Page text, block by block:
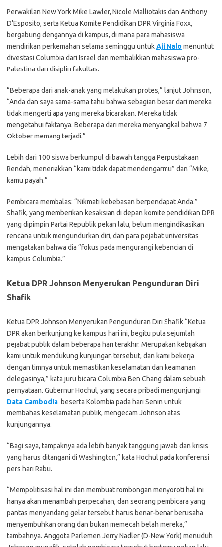
Perwakilan New York Mike Lawler, Nicole Malliotakis dan Anthony
D’Esposito, serta Ketua Komite Pendidikan DPR Virginia Foxx,
bergabung dengannya di kampus, di mana para mahasiswa
mendirikan perkemahan selama seminggu untukAji Nalo menuntut
divestasi Columbia dari Israel dan membalikkan mahasiswa pro-
Palestina dan disiplin fakultas.
“Beberapa dari anak-anak yang melakukan protes,” lanjut Johnson,
“Anda dan saya sama-sama tahu bahwa sebagian besar dari mereka
tidak mengerti apa yang mereka bicarakan. Mereka tidak
mengetahui faktanya. Beberapa dari mereka menyangkal bahwa 7
Oktober memang terjadi.”
Lebih dari 100 siswa berkumpul di bawah tangga Perpustakaan
Rendah, meneriakkan “kami tidak dapat mendengarmu” dan “Mike,
kamu payah.”
Pembicara membalas: “Nikmati kebebasan berpendapat Anda.”
Shafik, yang memberikan kesaksian di depan komite pendidikan DPR
yang dipimpin Partai Republik pekan lalu, belum mengindikasikan
rencana untuk mengundurkan diri, dan para pejabat universitas
mengatakan bahwa dia “fokus pada mengurangi kebencian di
kampus Columbia.”
Ketua DPR Johnson Menyerukan Pengunduran Diri
Shafik
Ketua DPR Johnson Menyerukan Pengunduran Diri Shafik “Ketua
DPR akan berkunjung ke kampus hari ini, begitu pula sejumlah
pejabat publik dalam beberapa hari terakhir. Merupakan kebijakan
kami untuk mendukung kunjungan tersebut, dan kami bekerja
dengan timnya untuk memastikan keselamatan dan keamanan
delegasinya,” kata juru bicara Columbia Ben Chang dalam sebuah
pernyataan. Gubernur Hochul, yang secara pribadi mengunjungi
Data Cambodia beserta Kolombia pada hari Senin untuk
membahas keselamatan publik, mengecam Johnson atas
kunjungannya.
“Bagi saya, tampaknya ada lebih banyak tanggung jawab dan krisis
yang harus ditangani di Washington,” kata Hochul pada konferensi
pers hari Rabu.
“Mempolitisasi hal ini dan membuat rombongan menyoroti hal ini
hanya akan menambah perpecahan, dan seorang pembicara yang
pantas menyandang gelar tersebut harus benar-benar berusaha
menyembuhkan orang dan bukan memecah belah mereka,”
tambahnya. Anggota Parlemen Jerry Nadler (D-New York) menuduh